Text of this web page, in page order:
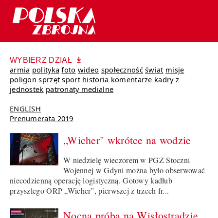
WYBIERZ DZIAŁ
armia polityka foto wideo społeczność świat misje
poligon sprzęt sport historia komentarze kadry z
jednostek patronaty medialne
ENGLISH
Prenumerata 2019
„Wicher" wkrótce na wodzie
W niedzielę wieczorem w PGZ Stoczni
Wojennej w Gdyni można było obserwować
niecodzienną operację logistyczną. Gotowy kadłub
przyszłego ORP „Wicher”, pierwszej z trzech fr...